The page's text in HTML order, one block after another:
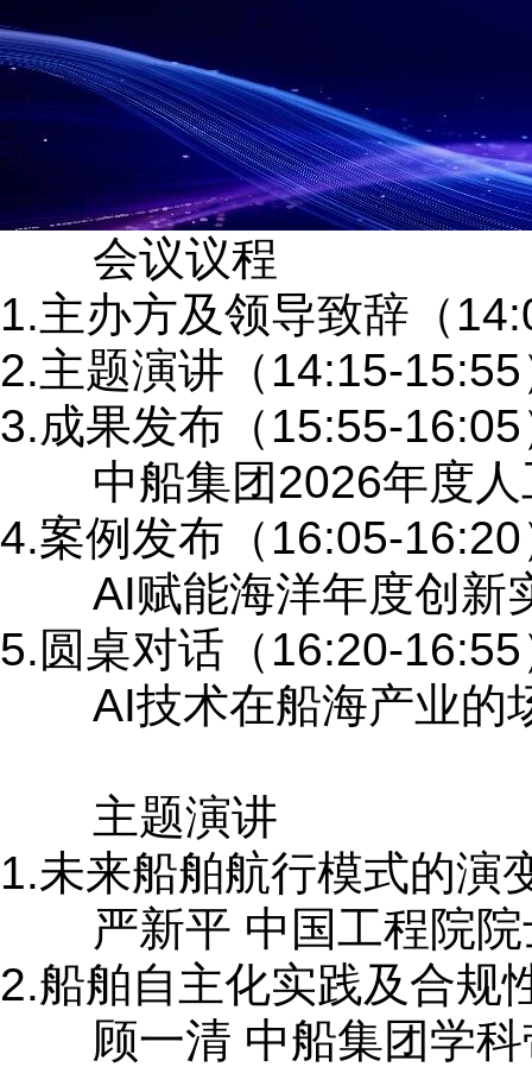
会议议程
1.主办方及领导致辞（
2.主题演讲（14:15-15:55
3.成果发布（15:55-16:05
中船集团2026年度人
4.案例发布（16:05-16:20
AI赋能海洋年度创新
5.圆桌对话（16:20-16:55
AI技术在船海产业的
主题演讲
1.未来船舶航行模式的演
严新平 中国工程院院
2.船舶自主化实践及合规
顾一清 中船集团学科